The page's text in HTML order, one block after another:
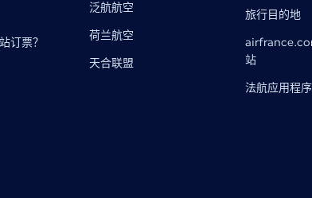
订票？
泛航航空
荷兰航空
天合联盟
旅行目的地​
站
法航应用程序